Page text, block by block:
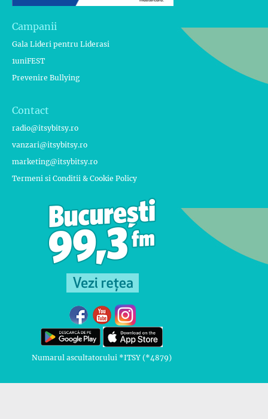
Campanii
Gala Lideri pentru Liderasi
1uniFEST
Prevenire Bullying
Contact
radio@itsybitsy.ro
vanzari@itsybitsy.ro
marketing@itsybitsy.ro
Termeni si Conditii & Cookie Policy
Numarul ascultatorului *ITSY (*4879)